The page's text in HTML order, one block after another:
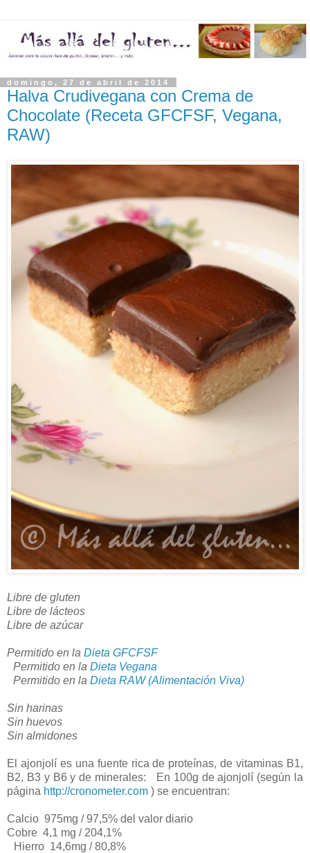
domingo, 27 de abril de 2014
Halva Crudivegana con Crema de
Chocolate (Receta GFCFSF, Vegana,
RAW)
Libre de gluten
Libre de lácteos
Libre de azúcar
Permitido en la Dieta GFCFSF
Permitido en la Dieta Vegana
Permitido en la Dieta RAW (Alimentación Viva)
Sin harinas
Sin huevos
Sin almidones
El ajonjolí es una fuente rica de proteínas, de vitaminas B1,
B2, B3 y B6 y de minerales: En 100g de ajonjolí (según la
página http://cronometer.com ) se encuentran:
Calcio 975mg / 97,5% del valor diario
Cobre 4,1 mg / 204,1%
Hierro 14,6mg / 80,8%